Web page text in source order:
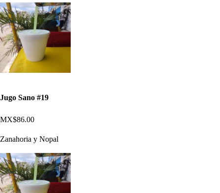
Jugo Sano #19
MX$86.00
Zanahoria y Nopal